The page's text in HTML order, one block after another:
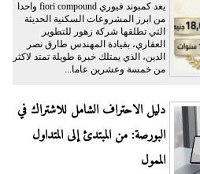
يعد كمبوند فيوري fiori compound واحدا
من ابرز المشروعات السكنية الحديثة
التي تطلقها شركة زهور للتطوير
العقاري، بقيادة المهندس طارق نصر
الدين، الذي يمتلك خبرة طويلة تمتد لاكثر
من خمسة وعشرين عاما...
دليل الاحتراف الشامل للاشتراك في
البورصة: من المبتدئ إلى المتداول
الممول